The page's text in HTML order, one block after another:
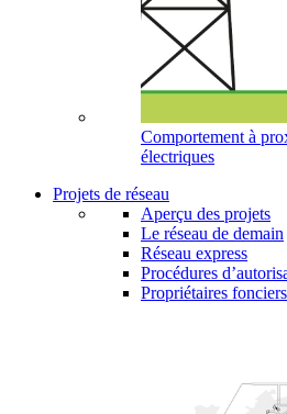
Comportement à
électriques
Projets de réseau
Aperçu des projets
Le réseau de demain
Réseau express
Procédures
Propriétaires fonciers